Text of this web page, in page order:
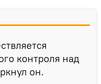
контроля над
он.